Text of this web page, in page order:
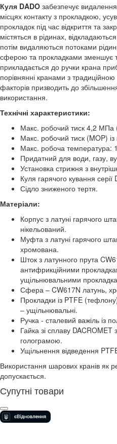
Куля DADO забезпечує
місцях контакту з прокладкою,
прокладок під час відкриття та
містяться в рідинах,
потім видаляються потоками
сферою та прокладками зменшує
прикладається до ручки крана
порівнянні кранами з
факторів призводить до
використання.
Технічні характеристики:
Макс. робочий тиск 4,2 МПа
Макс. робочий тиск (MOP)
Макс. робоча
Придатний для води, газу,
Установка стрижня з
Куля гарячого кування серії
Сідло зниженого тертя.
Матеріали:
Корпус з латуні гарячого
нікельований.
Муфта з латуні гарячого
хромована.
Шток з латунного прута
антифрикційними
ущільнювальними
Сфера – CW617N латунь,
Прокладки із PTFE
– ущільнювальні.
Ручка - сталевий важіль із
Гайка зі сплаву DACROMET
голограмою.
Ущільнення відведення
Використання шарових кранів як
допускається.
Супутні товари